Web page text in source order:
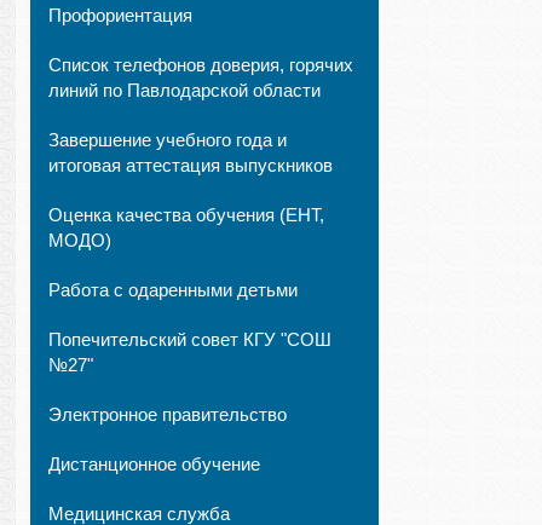
Профориентация
Список телефонов доверия, горячих
линий по Павлодарской области
Завершение учебного года и
итоговая аттестация выпускников
Оценка качества обучения (ЕНТ,
МОДО)
Работа с одаренными детьми
Попечительский совет КГУ "СОШ
№27"
Электронное правительство
Дистанционное обучение
Медицинская служба